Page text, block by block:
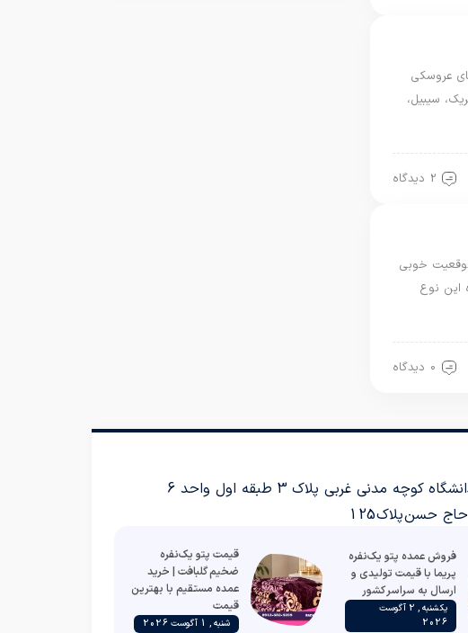
عروسکی
سیبیل،
2 دیدگاه
خوبی
این نوع
0 دیدگاه
مدنی غربی پلاک 3 طبقه اول واحد 6
حسن پلاک 125
فروش عمده پتو یک‌نفره
پریما با قیمت تولیدی و
ارسال به سراسر کشور
یکشنبه , 2 آگوست
2026
قیمت پتو یک‌نفره
ضخیم گلبافت | خرید
عمده مستقیم با بهترین
قیمت
شنبه , 1 آگوست 2026